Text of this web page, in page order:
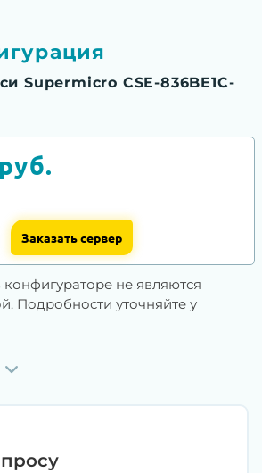
Supermicro CSE-836BE1C-
руб.
Заказать сервер
не являются
Подробности уточняйте у